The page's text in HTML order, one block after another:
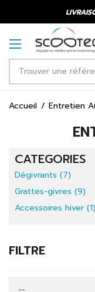
Accueil Entretien
CATEGORIES
Dégivrants (7)
Grattes-givres (9)
Accessoires hiver (1)
FILTRE
--